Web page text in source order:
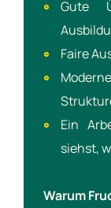
Gute
Faire
Ein
siehst,
Warum